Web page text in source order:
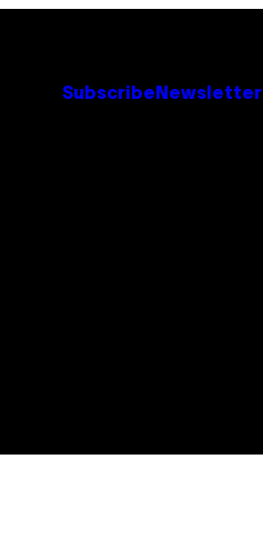
Subscribe Newsletter